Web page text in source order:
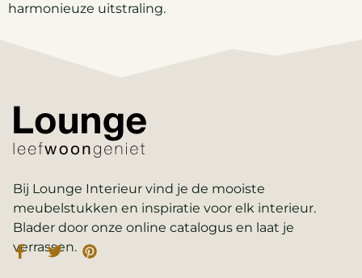
harmonieuze uitstraling.
Bij Lounge Interieur vind je de mooiste
meubelstukken en inspiratie voor elk interieur.
Blader door onze online catalogus en laat je
verrassen.